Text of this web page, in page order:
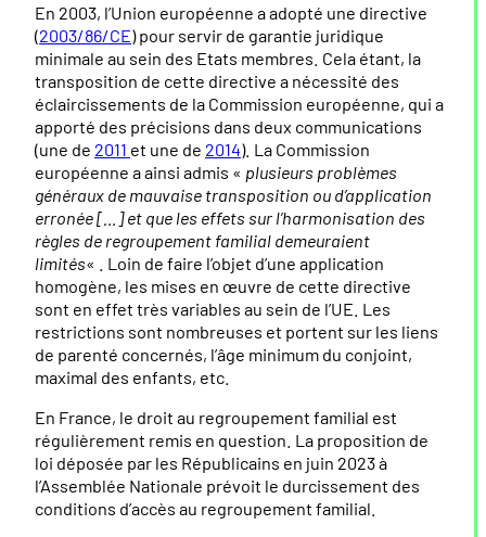
En 2003, l’Union européenne a adopté une directive
(2003/86/CE) pour servir de garantie juridique
minimale au sein des Etats membres. Cela étant, la
transposition de cette directive a nécessité des
éclaircissements de la Commission européenne, qui a
apporté des précisions dans deux communications
(une de 2011 et une de 2014). La Commission
européenne a ainsi admis « plusieurs problèmes
généraux de mauvaise transposition ou d’application
erronée […] et que les effets sur l’harmonisation des
règles de regroupement familial demeuraient
limités« . Loin de faire l’objet d’une application
homogène, les mises en œuvre de cette directive
sont en effet très variables au sein de l’UE. Les
restrictions sont nombreuses et portent sur les liens
de parenté concernés, l’âge minimum du conjoint,
maximal des enfants, etc.
En France, le droit au regroupement familial est
régulièrement remis en question. La proposition de
loi déposée par les Républicains en juin 2023 à
l’Assemblée Nationale prévoit le durcissement des
conditions d’accès au regroupement familial.